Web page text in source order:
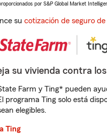
por S&P Global Market
su cotización de seguro
su vivienda contra
Farm y Ting* pueden
programa Ting solo está
elegibles.
Ting